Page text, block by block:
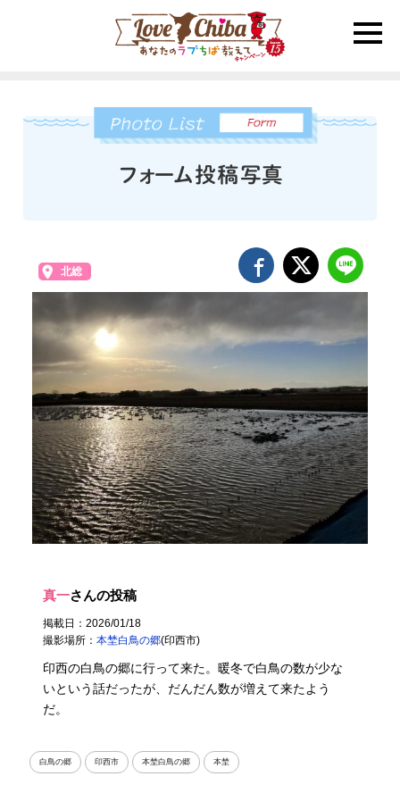
toggle
北総
真一さんの投稿
掲載日：2026/01/18
撮影場所：本埜白鳥の郷(印西市)
印西の白鳥の郷に行って来た。暖冬で白鳥の数が少な
いという話だったが、だんだん数が増えて来たよう
だ。
白鳥の郷 印西市 本埜白鳥の郷 本埜